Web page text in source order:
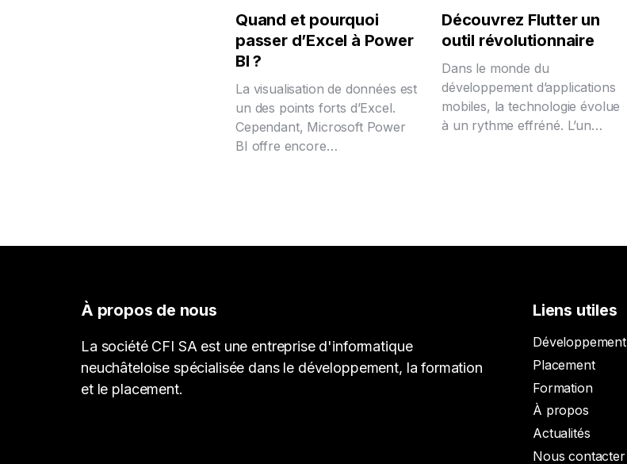
Quand et pourquoi
passer d’Excel à Power
BI ?
La visualisation de données est
un des points forts d’Excel.
Cependant, Microsoft Power
BI offre encore…
Découvrez Flutter un
outil révolutionnaire
Dans le monde du
développement d’applications
mobiles, la technologie évolue
à un rythme effréné. L’un…
À propos de nous
La société CFI SA est une entreprise d'informatique
neuchâteloise spécialisée dans le développement, la formation
et le placement.
Liens utiles
Développement
Placement
Formation
À propos
Actualités
Nous contacter